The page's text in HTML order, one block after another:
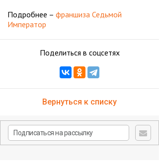
Подробнее – франшиза Седьмой
Император
Поделиться в соцсетях
Вернуться к списку